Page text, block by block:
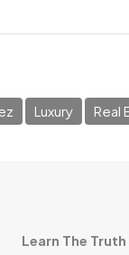
Luxury Real
Learn The